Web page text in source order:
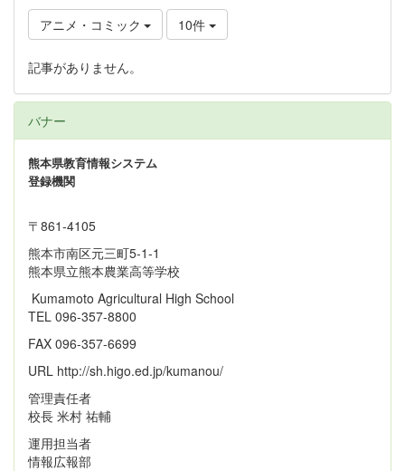
アニメ・コミック 10件
記事がありません。
バナー
熊本県教育情報システム
登録機関
〒861‐4105
熊本市南区元三町5-1-1
熊本県立熊本農業高等学校
Kumamoto Agricultural High School
TEL 096-357-8800
FAX 096-357-6699
URL http://sh.higo.ed.jp/kumanou/
管理責任者
校長 米村 祐輔
運用担当者
情報広報部